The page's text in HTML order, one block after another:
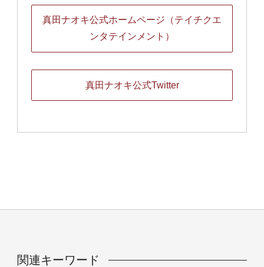
真田ナオキ公式ホームページ（テイチクエ
ンタテインメント）
真田ナオキ公式Twitter
関連キーワード